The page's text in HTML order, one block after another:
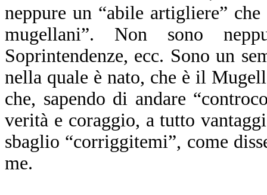
neppure un “abile artigliere”
mugellani”. Non sono
Soprintendenze, ecc. Sono un
nella quale è nato, che è il
che, sapendo di andare
verità e coraggio, a tutto
sbaglio “corriggitemi”, come
me.